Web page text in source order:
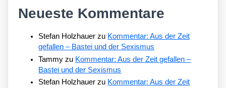
Neueste Kommentare
Stefan Holzhauer zu Kommentar: Aus der Zeit
gefallen – Bastei und der Sexismus
Tammy zu Kommentar: Aus der Zeit gefallen –
Bastei und der Sexismus
Stefan Holzhauer zu Kommentar: Aus der Zeit